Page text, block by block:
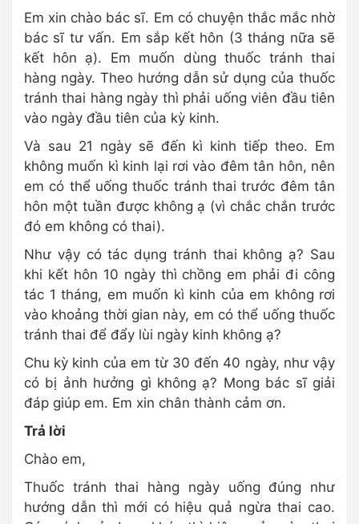
Em xin chào bác sĩ. Em có chuyện thắc mắc nhờ
bác sĩ tư vấn. Em sắp kết hôn (3 tháng nữa sẽ
kết hôn ạ). Em muốn dùng thuốc tránh thai
hàng ngày. Theo hướng dẫn sử dụng của thuốc
tránh thai hàng ngày thì phải uống viên đầu tiên
vào ngày đầu tiên của kỳ kinh.
Và sau 21 ngày sẽ đến kì kinh tiếp theo. Em
không muốn kì kinh lại rơi vào đêm tân hôn, nên
em có thể uống thuốc tránh thai trước đêm tân
hôn một tuần được không ạ (vì chắc chắn trước
đó em không có thai).
Như vậy có tác dụng tránh thai không ạ? Sau
khi kết hôn 10 ngày thì chồng em phải đi công
tác 1 tháng, em muốn kì kinh của em không rơi
vào khoảng thời gian này, em có thể uống thuốc
tránh thai để đẩy lùi ngày kinh không ạ?
Chu kỳ kinh của em từ 30 đến 40 ngày, như vậy
có bị ảnh hưởng gì không ạ? Mong bác sĩ giải
đáp giúp em. Em xin chân thành cảm ơn.
Trả lời
Chào em,
Thuốc tránh thai hàng ngày uống đúng như
hướng dẫn thì mới có hiệu quả ngừa thai cao.